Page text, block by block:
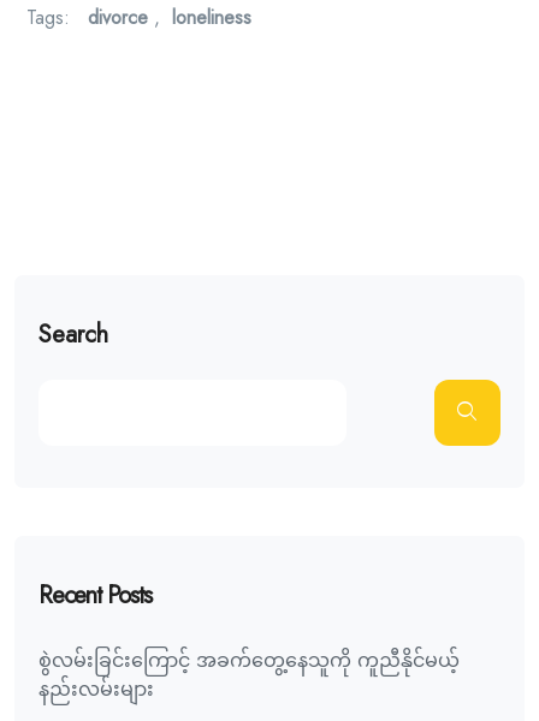
Tags: divorce , loneliness
Search
Recent Posts
စွဲလမ်းခြင်းကြောင့် အခက်တွေ့နေသူကို ကူညီနိုင်မယ့်
နည်းလမ်းများ